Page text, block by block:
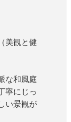
美観と健
な和風庭
寧にじっ
い景観が